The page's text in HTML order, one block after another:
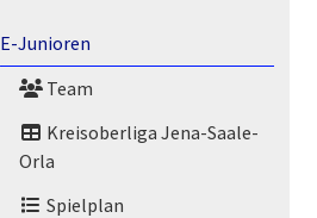
E-Junioren
Team
Kreisoberliga Jena-Saale-
Orla
Spielplan